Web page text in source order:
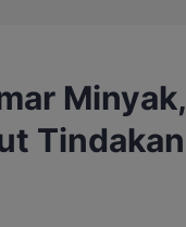
Minyak,
Tindakan